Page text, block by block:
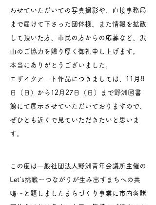
わせていただいての写真撮影や、直接事務局
まで届けて下さった団体様、また情報を拡散
して頂いた方、市民の方からの応募など、沢
山のご協力を賜り厚く御礼申し上げます。
本当にありがとうございました。
モザイクアート作品につきましては、11月8
日（日）から12月27日（日）まで野洲図書
館にて展示させていただいておりますので、
ぜひとも近くで見ていただきたいと思いま
す。
この度は一般社団法人野洲青年会議所主催の
Let's挑戦〜つながりが生み出すまちへの共
鳴〜と題しましたまちづくり事業に市内各諸